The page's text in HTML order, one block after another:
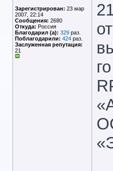
Зарегистрирован: 23 мар
2007, 22:14
Сообщения: 2680
Откуда: Россия
Благодарил (а): 329 раз.
Поблагодарили: 424 раз.
Заслуженная репутация:
21